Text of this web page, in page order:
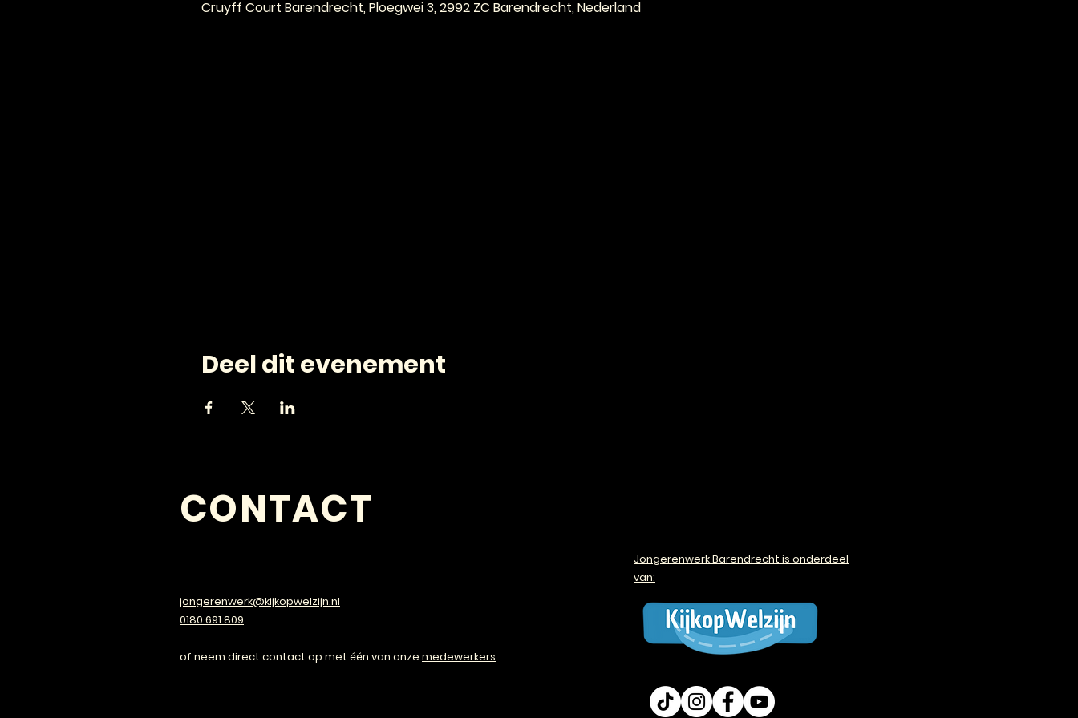
Cruyff Court Barendrecht, Ploegwei 3, 2992 ZC Barendrecht, Nederland
Deel dit evenement
jongerenwerk@kijkopwelzijn.nl
0180 691 809
of neem direct contact op met één van onze medewerkers.
Jongerenwerk Barendrecht is onderdeel
van:
CONTACT